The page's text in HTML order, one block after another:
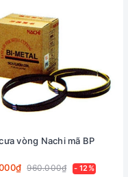
vòng Nachi mã BP
960.000₫ - 12%